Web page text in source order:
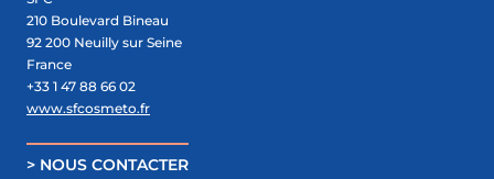
210 Boulevard Bineau
92 200 Neuilly sur Seine
France
+33 1 47 88 66 02
www.sfcosmeto.fr
> NOUS CONTACTER